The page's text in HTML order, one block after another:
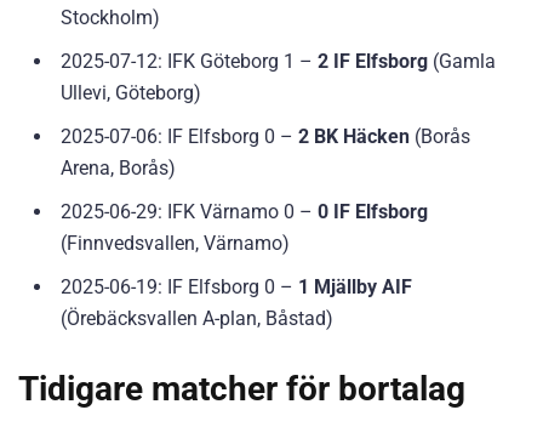
Stockholm)
2025-07-12: IFK Göteborg 1 – 2 IF Elfsborg (Gamla
Ullevi, Göteborg)
2025-07-06: IF Elfsborg 0 – 2 BK Häcken (Borås
Arena, Borås)
2025-06-29: IFK Värnamo 0 – 0 IF Elfsborg
(Finnvedsvallen, Värnamo)
2025-06-19: IF Elfsborg 0 – 1 Mjällby AIF
(Örebäcksvallen A-plan, Båstad)
Tidigare matcher för bortalag